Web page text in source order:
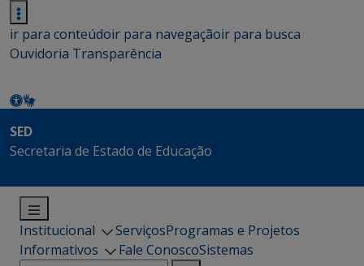
ir para conteúdoir para navegaçãoir para busca
Ouvidoria Transparência
SED
Secretaria de Estado de Educação
Institucional ServiçosProgramas e Projetos
Informativos
Fale ConoscoSistemas